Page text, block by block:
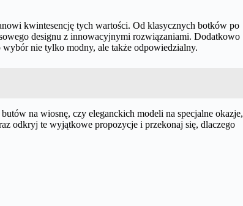
kwintesencję tych wartości. Od klasycznych botków po
designu z innowacyjnymi rozwiązaniami. Dodatkowo
nie tylko modny, ale także odpowiedzialny.
na wiosnę, czy eleganckich modeli na specjalne okazje,
odkryj te wyjątkowe propozycje i przekonaj się, dlaczego